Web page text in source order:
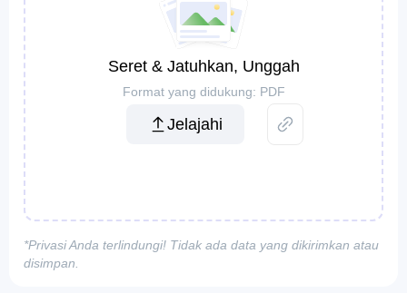
Seret & Jatuhkan, Unggah
Format yang didukung: PDF
Jelajahi
*Privasi Anda terlindungi! Tidak ada data yang dikirimkan atau
disimpan.